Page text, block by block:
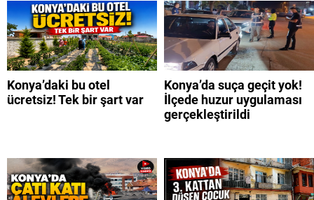
Konya’daki bu otel
ücretsiz! Tek bir şart var
Konya’da suça geçit yok!
İlçede huzur uygulaması
gerçekleştirildi